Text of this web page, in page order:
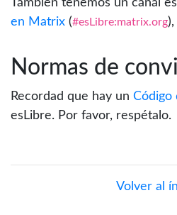
en Matrix (#esLibre:matrix.org
Normas de
Recordad que hay un Código
esLibre. Por favor, respétalo.
Volver al